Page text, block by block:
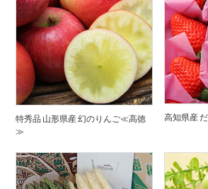
特秀品 山形県産 幻のりんご≪高徳
≫
高知県産